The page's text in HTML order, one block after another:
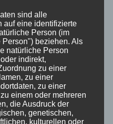
verlieren, dann kann
schrieb es auch
„But because I had
to fail over and over
at.”
allein, er ist immer
und Niederlagen
sind alle
auf eine identifizierte
Person (im
Person") beziehen. Als
natürliche Person
indirekt,
zu einer
zu einer
zu einer
einem oder mehreren
die Ausdruck der
genetischen,
kulturellen oder